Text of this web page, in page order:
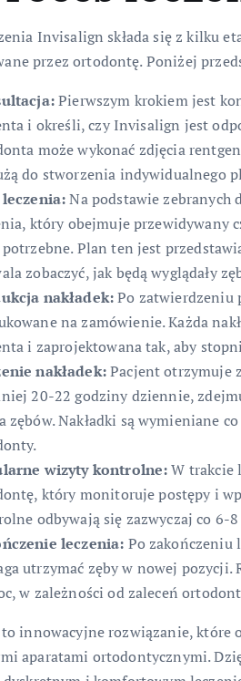
Invisalign składa się z kilku
przez ortodontę. Poniżej
Pierwszym krokiem jest
i określi, czy Invisalign jest
może wykonać zdjęcia
do stworzenia indywidualnego
Na podstawie zebranych
który obejmuje przewidywany
potrzebne. Plan ten jest
zobaczyć, jak będą wyglądały
nakładek:Po zatwierdzeniu
na zamówienie. Każda
i zaprojektowana tak, aby
nakładek:Pacjent otrzymuje
20-22 godziny dziennie,
zębów. Nakładki są wymieniane
wizyty kontrolne:W trakcie
który monitoruje postępy i
odbywają się zazwyczaj co 6-
leczenia: Po zakończeniu
utrzymać zęby w nowej pozycji.
w zależności od zaleceń
innowacyjne rozwiązanie, które
aparatami ortodontycznymi.